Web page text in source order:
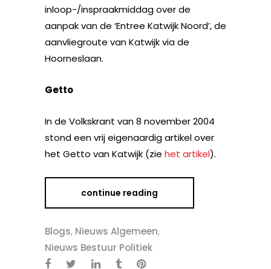
inloop-/inspraakmiddag over de
aanpak van de ‘Entree Katwijk Noord’, de
aanvliegroute van Katwijk via de
Hoorneslaan.
Getto
In de Volkskrant van 8 november 2004
stond een vrij eigenaardig artikel over
het Getto van Katwijk (zie het artikel).
continue reading
Blogs, Nieuws Algemeen,
Nieuws Bestuur Politiek